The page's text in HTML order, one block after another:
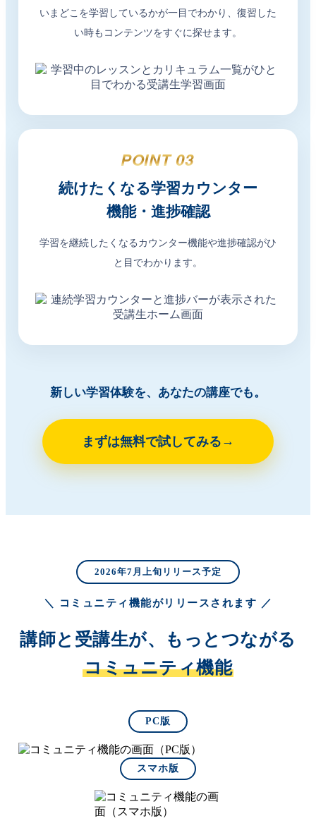
いまどこを学習しているかが一目でわかり、復習した
い時もコンテンツをすぐに探せます。
POINT 03
続けたくなる学習カウンター
機能・進捗確認
学習を継続したくなるカウンター機能や進捗確認がひ
と目でわかります。
新しい学習体験を、あなたの講座でも。
まずは無料で試してみる
2026年7月上旬リリース予定
＼ コミュニティ機能がリリースされます ／
講師と受講生が、もっとつながる
コミュニティ機能
PC版
スマホ版